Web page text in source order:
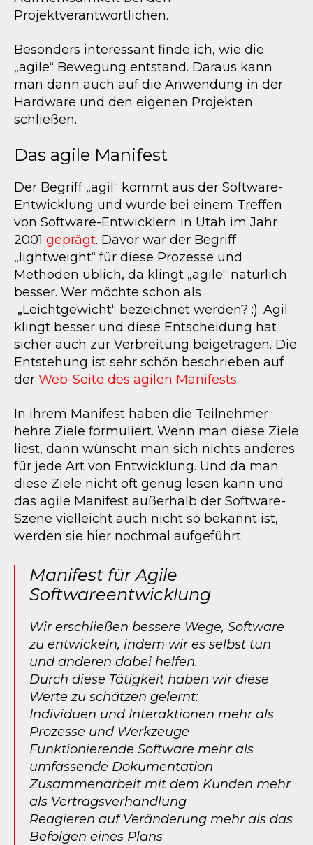
Projektverantwortlichen.
Besonders interessant finde ich, wie die
„agile“ Bewegung entstand. Daraus kann
man dann auch auf die Anwendung in der
Hardware und den eigenen Projekten
schließen.
Das agile Manifest
Der Begriff „agil“ kommt aus der Software-
Entwicklung und wurde bei einem Treffen
von Software-Entwicklern in Utah im Jahr
2001 geprägt. Davor war der Begriff
„lightweight“ für diese Prozesse und
Methoden üblich, da klingt „agile“ natürlich
besser. Wer möchte schon als
„Leichtgewicht“ bezeichnet werden? :). Agil
klingt besser und diese Entscheidung hat
sicher auch zur Verbreitung beigetragen. Die
Entstehung ist sehr schön beschrieben auf
der Web-Seite des agilen Manifests.
In ihrem Manifest haben die Teilnehmer
hehre Ziele formuliert. Wenn man diese Ziele
liest, dann wünscht man sich nichts anderes
für jede Art von Entwicklung. Und da man
diese Ziele nicht oft genug lesen kann und
das agile Manifest außerhalb der Software-
Szene vielleicht auch nicht so bekannt ist,
werden sie hier nochmal aufgeführt:
Manifest für Agile
Softwareentwicklung
Wir erschließen bessere Wege, Software
zu entwickeln, indem wir es selbst tun
und anderen dabei helfen.
Durch diese Tätigkeit haben wir diese
Werte zu schätzen gelernt:
Individuen und Interaktionen mehr als
Prozesse und Werkzeuge
Funktionierende Software mehr als
umfassende Dokumentation
Zusammenarbeit mit dem Kunden mehr
als Vertragsverhandlung
Reagieren auf Veränderung mehr als das
Befolgen eines Plans